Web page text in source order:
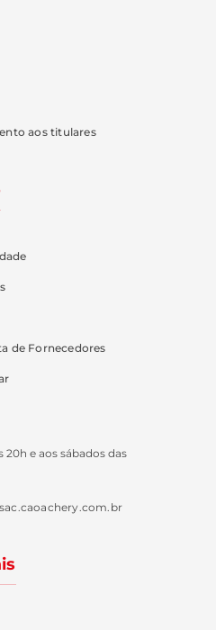
aos titulares
de Fornecedores
20h e aos sábados das